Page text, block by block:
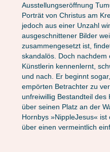
Ausstellungseröffnung
Porträt von Christus am
jedoch aus einer Unzahl
ausgeschnittener Bilder
zusammengesetzt ist,
skandalös. Doch nachdem
Künstlerin kennenlernt,
und nach. Er beginnt
empörten Betrachter zu
unfreiwillig Bestandteil des
über seinen Platz an der
Hornbys »NippleJesus«
über einen vermeintlich